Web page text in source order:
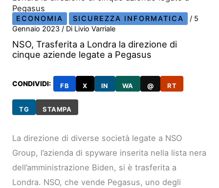
Pegasus
ECONOMIA SICUREZZA INFORMATICA / 5
Gennaio 2023/ Di Livio Varriale
NSO, Trasferita a Londra la direzione di
cinque aziende legate a Pegasus
CONDIVIDI: FB X IN WA @ RT
TG STAMPA
La direzione di diverse società legate a NSO
Group, l’azienda di spyware inserita nella lista nera
dell’amministrazione Biden, si è trasferita a
Londra. NSO, che vende Pegasus, uno degli